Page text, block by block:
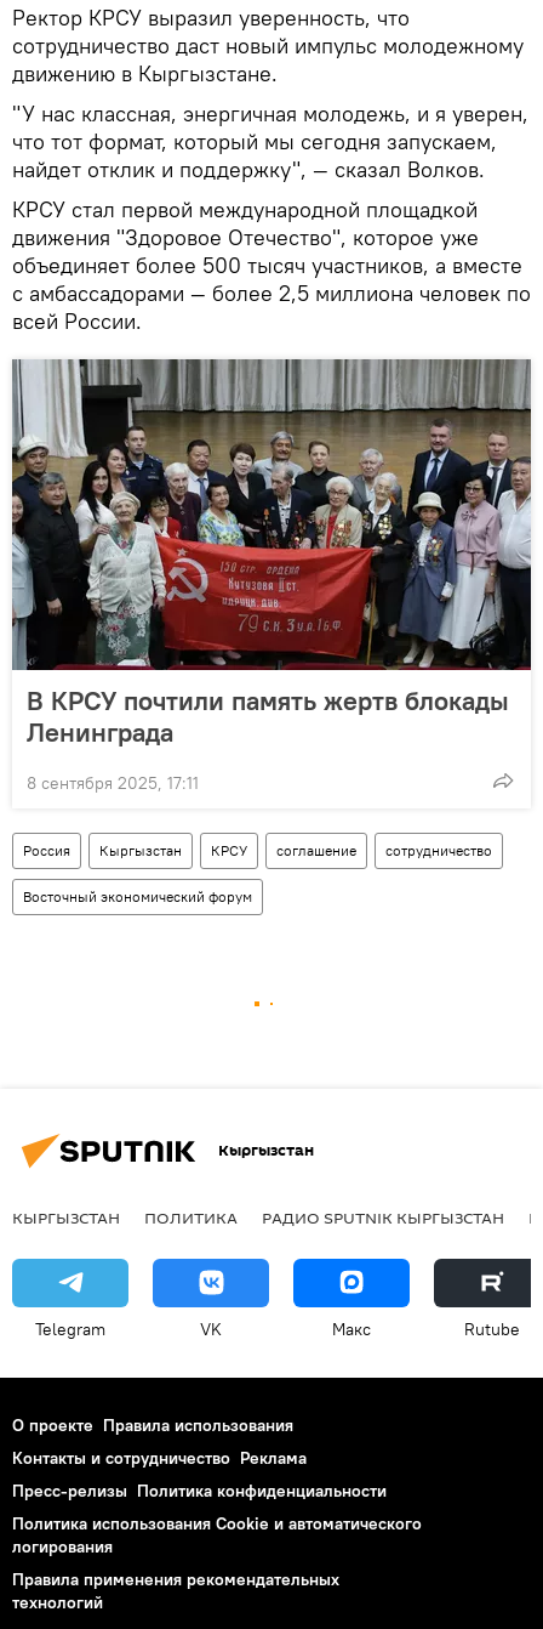
Ректор КРСУ выразил уверенность, что
сотрудничество даст новый импульс молодежному
движению в Кыргызстане.
"У нас классная, энергичная молодежь, и я уверен,
что тот формат, который мы сегодня запускаем,
найдет отклик и поддержку", — сказал Волков.
КРСУ стал первой международной площадкой
движения "Здоровое Отечество", которое уже
объединяет более 500 тысяч участников, а вместе
с амбассадорами — более 2,5 миллиона человек по
всей России.
В КРСУ почтили память жертв блокады
Ленинграда
8 сентября 2025, 17:11
Россия Кыргызстан КРСУ соглашение сотрудничество
Восточный экономический форум
Кыргызстан
КЫРГЫЗСТАН ПОЛИТИКА РАДИО SPUTNIK КЫРГЫЗСТАН
Telegram VK Макс Rutube
О проекте Правила использования
Контакты и сотрудничество Реклама
Пресс-релизы Политика конфиденциальности
Политика использования Cookie и автоматического
логирования
Правила применения рекомендательных
технологий